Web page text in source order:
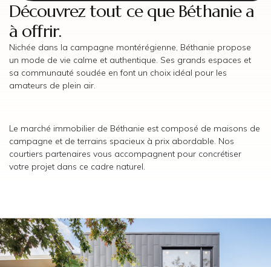
Découvrez tout ce que Béthanie a
à offrir.
Nichée dans la campagne montérégienne, Béthanie propose
un mode de vie calme et authentique. Ses grands espaces et
sa communauté soudée en font un choix idéal pour les
amateurs de plein air.
Le marché immobilier de Béthanie est composé de maisons de
campagne et de terrains spacieux à prix abordable. Nos
courtiers partenaires vous accompagnent pour concrétiser
votre projet dans ce cadre naturel.